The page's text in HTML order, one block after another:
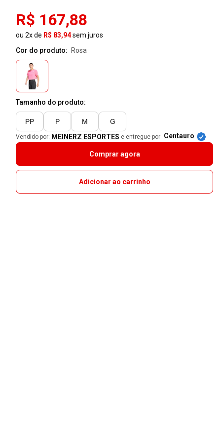
R$ 167,88
ou 2x de R$ 83,94sem juros
Cor do produto:
rosa
Tamanho do produto:
PP P M G
Vendido por: MEINERZ ESPORTES e entregue por Centauro
Comprar agora
Adicionar ao carrinho